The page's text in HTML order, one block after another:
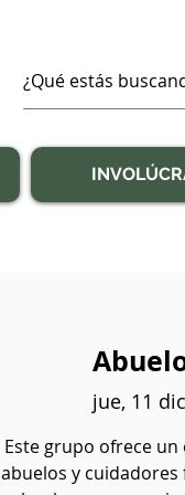
jue, 11 dic
Este grupo ofrece
abuelos y